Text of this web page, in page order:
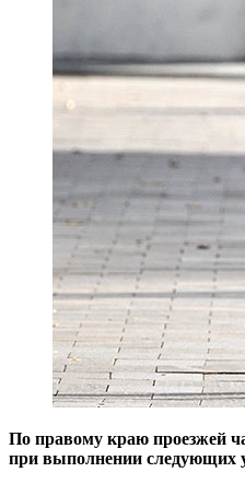
По правому краю проезжей
при выполнении следующих